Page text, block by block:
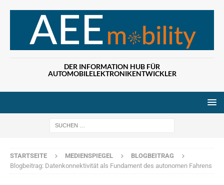
DER INFORMATION HUB FÜR
AUTOMOBILELEKTRONIKENTWICKLER
STARTSEITE MEDIENSPIEGEL
BLOGBEITRAG
Blogbeitrag: Datenkonnektivität als Fundament des autonomen Fahrens